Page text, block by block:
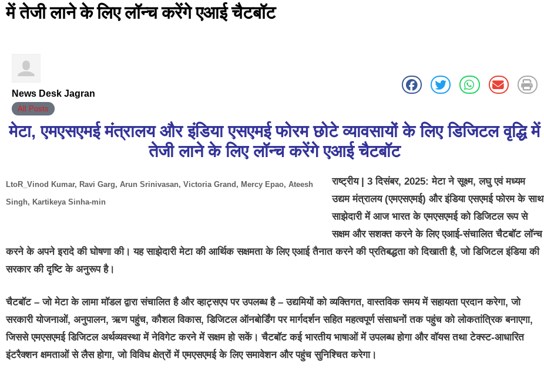
में तेजी लाने के लिए लॉन्‍च करेंगे एआई चैटबॉट
News Desk Jagran
All Posts
मेटा, एमएसएमई मंत्रालय और इंडिया एसएमई फोरम छोटे व्‍यावसायों के लिए डिजिटल वृद्धि में
तेजी लाने के लिए लॉन्‍च करेंगे एआई चैटबॉट
LtoR_Vinod Kumar, Ravi Garg, Arun Srinivasan, Victoria Grand, Mercy Epao, Ateesh
Singh, Kartikeya Sinha-min
राष्ट्रीय | 3दिसंबर, 2025:मेटा ने सूक्ष्म, लघु एवं मध्यम
उद्यम मंत्रालय (एमएसएमई) और इंडिया एसएमई फोरम के साथ
साझेदारी में आज भारत के एमएसएमई को डिजिटल रूप से
सक्षम और सशक्त करने के लिए एआई-संचालित चैटबॉट लॉन्च
करने के अपने इरादे की घोषणा की। यह साझेदारी मेटा की आर्थिक सक्षमता के लिए एआई तैनात करने की प्रतिबद्धता को दिखाती है, जो डिजिटल इंडिया की
सरकार की दृष्टि के अनुरूप है।
चैटबॉट – जो मेटा के लामा मॉडल द्वारा संचालित है और व्हाट्सएप पर उपलब्ध है – उद्यमियों को व्यक्तिगत, वास्तविक समय में सहायता प्रदान करेगा, जो
सरकारी योजनाओं, अनुपालन, ऋण पहुंच, कौशल विकास, डिजिटल ऑनबोर्डिंग पर मार्गदर्शन सहित महत्वपूर्ण संसाधनों तक पहुंच को लोकतांत्रिक बनाएगा,
जिससे एमएसएमई डिजिटल अर्थव्यवस्था में नेविगेट करने में सक्षम हो सकें। चैटबॉट कई भारतीय भाषाओं में उपलब्ध होगा और वॉयस तथा टेक्स्ट-आधारित
इंटरैक्शन क्षमताओं से लैस होगा, जो विविध क्षेत्रों में एमएसएमई के लिए समावेशन और पहुंच सुनिश्चित करेगा।